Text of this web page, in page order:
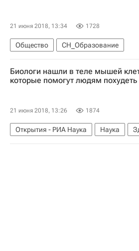
21 июня 2018, 13:34 1728
Общество СН_Образование
Биологи нашли в теле мышей
которые помогут людям похудеть
21 июня 2018, 13:26 1874
Открытия - РИА Наука Наука
Швейцария